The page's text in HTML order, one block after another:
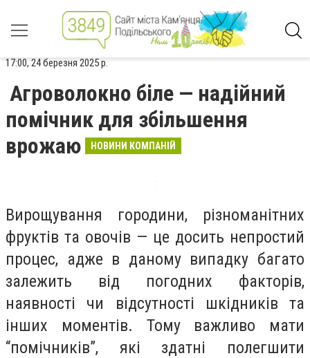
17:00, 24 березня 2025 р.
Агроволокно біле — надійний
помічник для збільшення
врожаю
НОВИНИ КОМПАНІЙ
Вирощування городини, різноманітних
фруктів та овочів — це досить непростий
процес, адже в даному випадку багато
залежить від погодних факторів,
наявності чи відсутності шкідників та
інших моментів. Тому важливо мати
“помічників”, які здатні полегшити